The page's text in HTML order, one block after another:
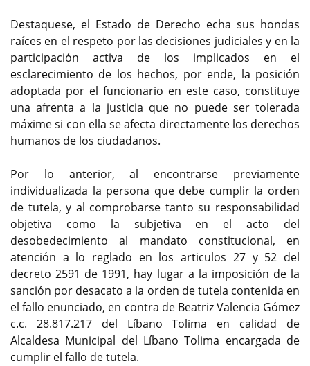
Destaquese, el Estado de Derecho echa sus hondas
raíces en el respeto por las decisiones judiciales y en la
participación activa de los implicados en el
esclarecimiento de los hechos, por ende, la posición
adoptada por el funcionario en este caso, constituye
una afrenta a la justicia que no puede ser tolerada
máxime si con ella se afecta directamente los derechos
humanos de los ciudadanos.
Por lo anterior, al encontrarse previamente
individualizada la persona que debe cumplir la orden
de tutela, y al comprobarse tanto su responsabilidad
objetiva como la subjetiva en el acto del
desobedecimiento al mandato constitucional, en
atención a lo reglado en los articulos 27 y 52 del
decreto 2591 de 1991, hay lugar a la imposición de la
sanción por desacato a la orden de tutela contenida en
el fallo enunciado, en contra de Beatriz Valencia Gómez
c.c. 28.817.217 del Líbano Tolima en calidad de
Alcaldesa Municipal del Líbano Tolima encargada de
cumplir el fallo de tutela.